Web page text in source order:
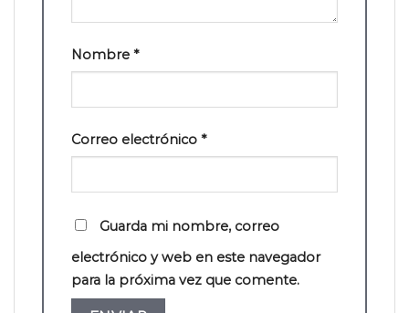
Nombre *
Correo electrónico *
Guarda mi nombre, correo
electrónico y web en este navegador
para la próxima vez que comente.